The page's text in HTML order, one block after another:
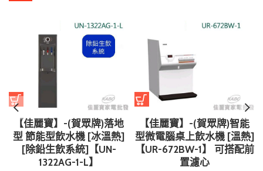
【佳麗寶】-(賀眾牌)落地
型 節能型飲水機 [冰溫熱]
[除鉛生飲系統]【UN-
1322AG-1-L】
【佳麗寶】-(賀眾牌)智能
型微電腦桌上飲水機 [溫熱]
【UR-672BW-1】 可搭配前
置濾心